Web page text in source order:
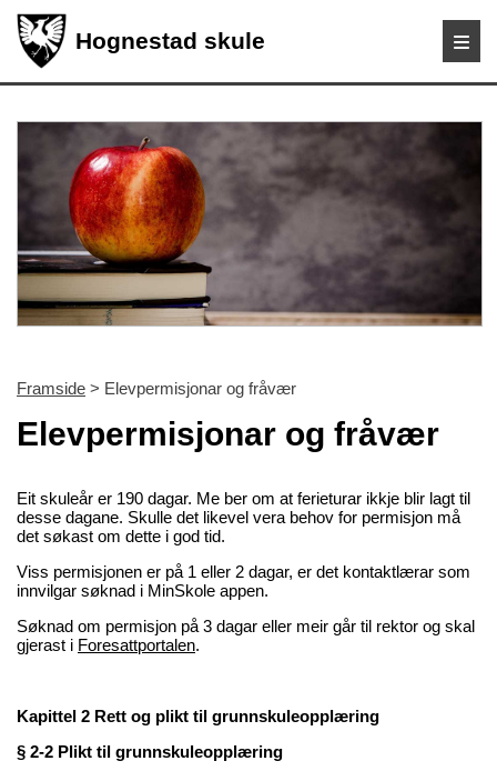
Hognestad skule
Framside > Elevpermisjonar og fråvær
Elevpermisjonar og fråvær
Eit skuleår er 190 dagar. Me ber om at ferieturar ikkje blir lagt til
desse dagane. Skulle det likevel vera behov for permisjon må
det søkast om dette i god tid.
Viss permisjonen er på 1 eller 2 dagar, er det kontaktlærar som
innvilgar søknad i MinSkole appen.
Søknad om permisjon på 3 dagar eller meir går til rektor og skal
gjerast i Foresattportalen.
Kapittel 2 Rett og plikt til grunnskuleopplæring
§ 2-2 Plikt til grunnskuleopplæring